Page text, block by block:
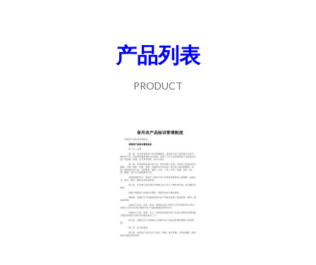
产品列表
PRODUCT